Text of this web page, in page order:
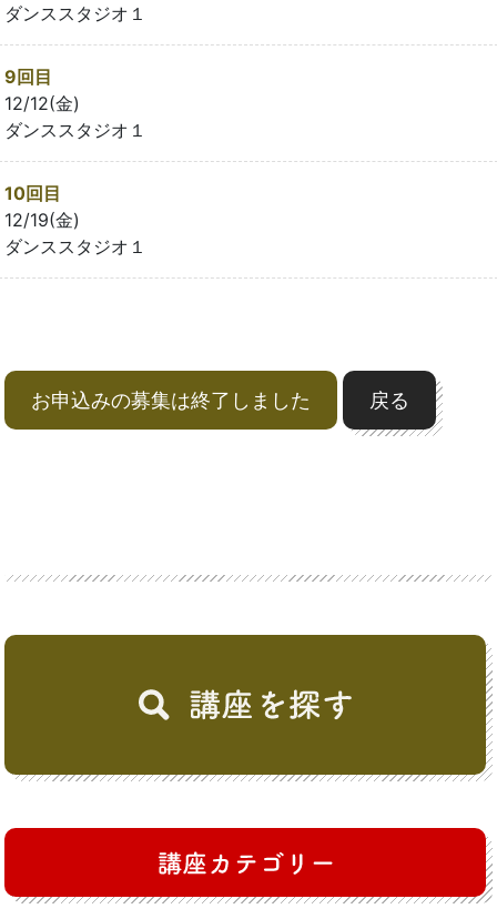
ダンススタジオ１
9回目
12/12(金)
ダンススタジオ１
10回目
12/19(金)
ダンススタジオ１
お申込みの募集は終了しました 戻る